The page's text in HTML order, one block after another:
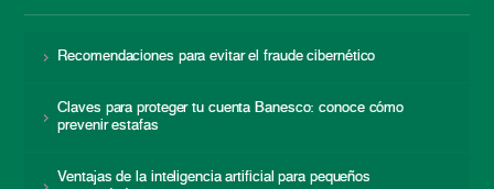
Recomendaciones para evitar el fraude cibernético
Claves para proteger tu cuenta Banesco: conoce cómo
prevenir estafas
Ventajas de la inteligencia artificial para pequeños